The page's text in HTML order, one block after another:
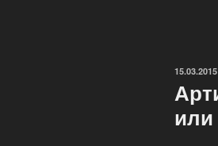
15.03.2015